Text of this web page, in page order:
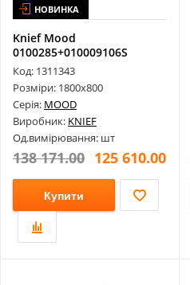
НОВИНКА
Knief Mood
0100285+010009106S
Акрилова Ванна 1800Х80...
Код: 1311343
Розміри: 1800х800
Серія: MOOD
Виробник: KNIEF
Од.вимірювання: шт
138 171.00 125 610.00
Купити